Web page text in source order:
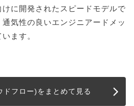
けに開発されたスピードモデルで
気性の良いエンジニアードメッ
ます。
フロー)をまとめて見る